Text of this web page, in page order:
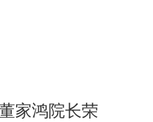
家鸿院长荣